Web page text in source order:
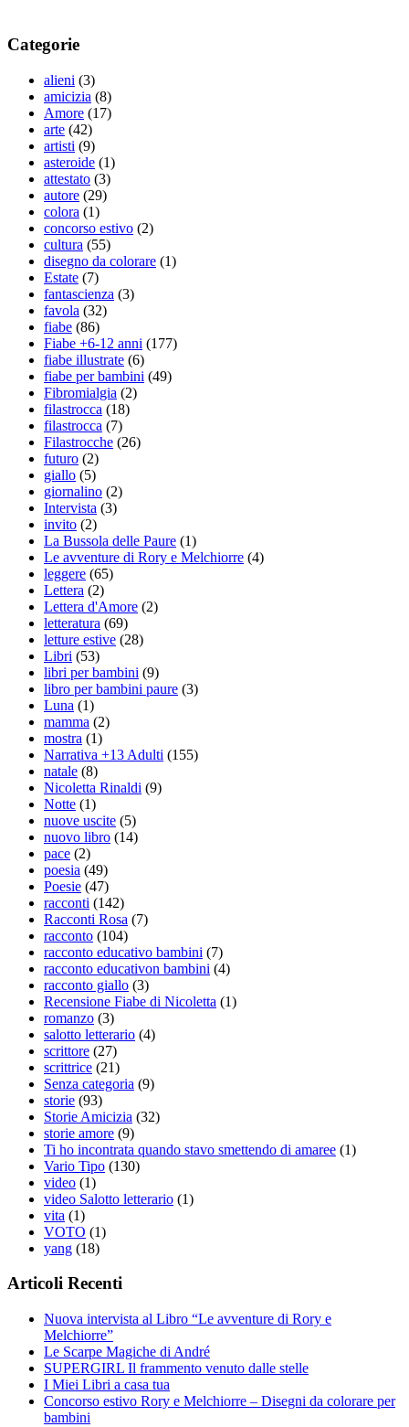
Categorie
alieni (3)
amicizia (8)
Amore (17)
arte (42)
artisti (9)
asteroide (1)
attestato (3)
autore (29)
colora (1)
concorso estivo (2)
cultura (55)
disegno da colorare (1)
Estate (7)
fantascienza (3)
favola (32)
fiabe (86)
Fiabe +6-12 anni (177)
fiabe illustrate (6)
fiabe per bambini (49)
Fibromialgia (2)
filastrocca (18)
filastrocca (7)
Filastrocche (26)
futuro (2)
giallo (5)
giornalino (2)
Intervista (3)
invito (2)
La Bussola delle Paure (1)
Le avventure di Rory e Melchiorre (4)
leggere (65)
Lettera (2)
Lettera d'Amore (2)
letteratura (69)
letture estive (28)
Libri (53)
libri per bambini (9)
libro per bambini paure (3)
Luna (1)
mamma (2)
mostra (1)
Narrativa +13 Adulti (155)
natale (8)
Nicoletta Rinaldi (9)
Notte (1)
nuove uscite (5)
nuovo libro (14)
pace (2)
poesia (49)
Poesie (47)
racconti (142)
Racconti Rosa (7)
racconto (104)
racconto educativo bambini (7)
racconto educativon bambini (4)
racconto giallo (3)
Recensione Fiabe di Nicoletta (1)
romanzo (3)
salotto letterario (4)
scrittore (27)
scrittrice (21)
Senza categoria (9)
storie (93)
Storie Amicizia (32)
storie amore (9)
Ti ho incontrata quando stavo smettendo di amaree (1)
Vario Tipo (130)
video (1)
video Salotto letterario (1)
vita (1)
VOTO (1)
yang (18)
Articoli Recenti
Nuova intervista al Libro “Le avventure di Rory e
Melchiorre”
Le Scarpe Magiche di André
SUPERGIRL Il frammento venuto dalle stelle
I Miei Libri a casa tua
Concorso estivo Rory e Melchiorre – Disegni da colorare per
bambini